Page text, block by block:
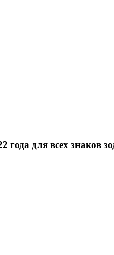
для всех знаков